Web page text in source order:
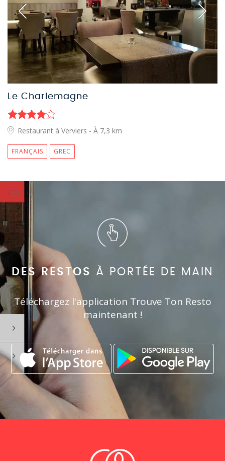
Le Charlemagne
Restaurant à Verviers - À 7,3 km
FRANÇAIS GREC
DES RESTOS À PORTÉE DE MAIN
Téléchargez l'application Trouve Ton Resto
maintenant !